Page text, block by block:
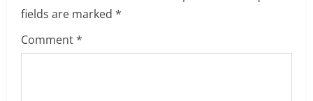
e
R
fields are marked *
Comment*